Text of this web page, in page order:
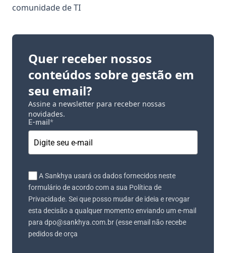
comunidade de TI
Quer receber nossos
conteúdos sobre gestão em
seu email?
Assine a newsletter para receber nossas
novidades.
E-mail *
A Sankhya usará os dados fornecidos neste
formulário de acordo com a sua Política de
Privacidade. Sei que posso mudar de ideia e revogar
esta decisão a qualquer momento enviando um e-mail
para dpo@sankhya.com.br (esse email não recebe
pedidos de orça